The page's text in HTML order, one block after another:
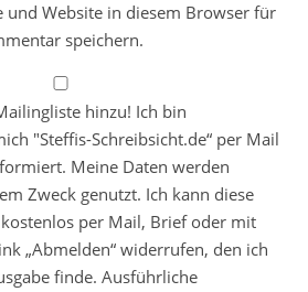
und Website in diesem Browser für
speichern.
hinzu! Ich bin
"Steffis-Schreibsicht.de“ per Mail
Meine Daten werden
Zweck genutzt. Ich kann diese
per Mail, Brief oder mit
„Abmelden“ widerrufen, den ich
finde. Ausführliche